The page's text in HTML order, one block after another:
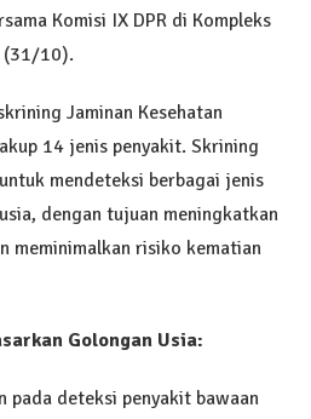
Komisi IX DPR di Kompleks
(31/10).
Jaminan Kesehatan
14 jenis penyakit. Skrining
mendeteksi berbagai jenis
dengan tujuan meningkatkan
meminimalkan risiko kematian
Golongan Usia:
pada deteksi penyakit bawaan